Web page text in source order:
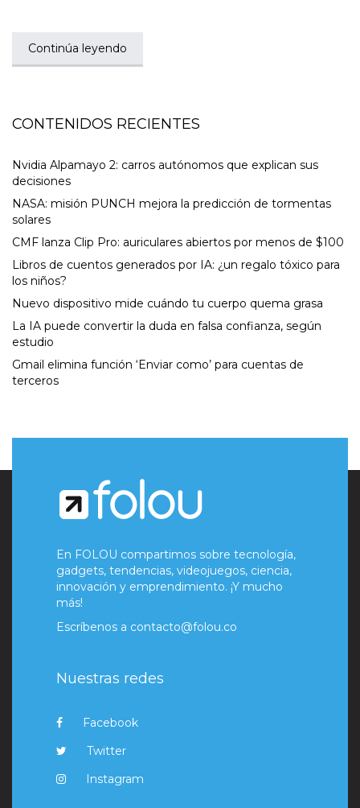
Continúa leyendo
CONTENIDOS RECIENTES
Nvidia Alpamayo 2: carros autónomos que explican sus
decisiones
NASA: misión PUNCH mejora la predicción de tormentas
solares
CMF lanza Clip Pro: auriculares abiertos por menos de $100
Libros de cuentos generados por IA: ¿un regalo tóxico para
los niños?
Nuevo dispositivo mide cuándo tu cuerpo quema grasa
La IA puede convertir la duda en falsa confianza, según
estudio
Gmail elimina función ‘Enviar como’ para cuentas de
terceros
En FOLOU compartimos sobre tecnología,
gadgets, tendencias, videojuegos, ciencia,
innovación y emprendimiento. ¡Y mucho
más!
Escríbenos a contacto@folou.co
Nuestras redes
Facebook
Twitter
Instagram